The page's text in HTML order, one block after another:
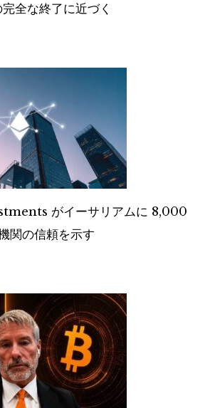
全な終了に近づく
がイーサリアムに 8,000
関の信頼を示す